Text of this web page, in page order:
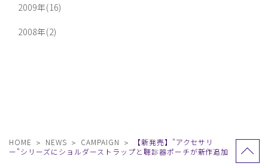
2009年(16)
2008年(2)
HOME NEWS CAMPAIGN
【新発売】"アクセサリ
ー"シリーズにショルダーストラップと聴診器ポーチが新作追加